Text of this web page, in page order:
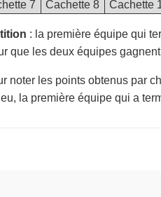
7 Cachette 8 Cachette
: la première équipe qui
que les deux équipes
noter les points obtenus par
la première équipe qui a